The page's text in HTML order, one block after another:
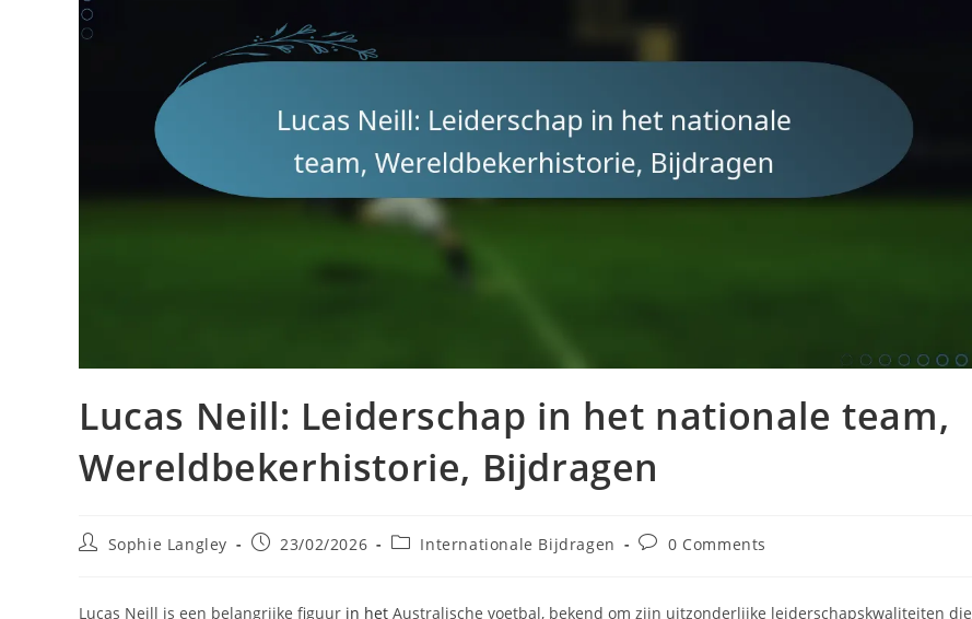
Lucas Neill: Leiderschap in het nationale team,
Wereldbekerhistorie, Bijdragen
PostSophie Langley
Post23/02/2026
PostInternationale Bijdragen
Post0 Comments
Lucas Neill is een belangrijke figuur in het Australische voetbal, bekend om zijn uitzonderlijke leiderschapskwaliteiten die